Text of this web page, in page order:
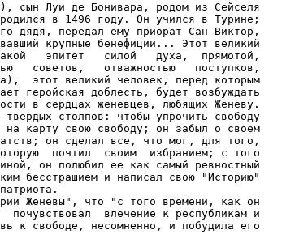
сын Луи де Бонивара, родом из Сейселя
в 1496 году. Он учился в Турине;
дядя, передал ему приорат Сан-Виктор,
крупные бенефиции... Этот великий
эпитет   силой   духа,  прямотой,
советов,   отважностью   поступков,
этот великий человек, перед которым
геройская доблесть, будет возбуждать
в сердцах женевцев, любящих Женеву.
столпов: чтобы упрочить свободу
карту свою свободу; он забыл о своем
он сделал все, что мог, для того,
почтил  своим  избранием; с того
он полюбил ее как самый ревностный
бесстрашием и написал свою "Историю"
Женевы", что "с того времени, как он
влечение к республикам и
к свободе, несомненно, и побудила его